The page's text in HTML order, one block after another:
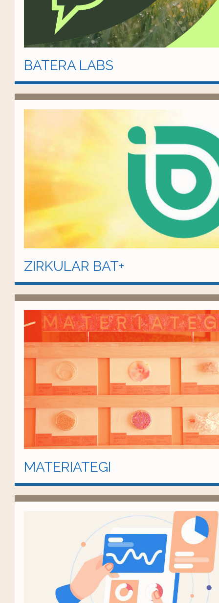
BATERA LABS
ZIRKULAR BAT+
MATERIATEGI